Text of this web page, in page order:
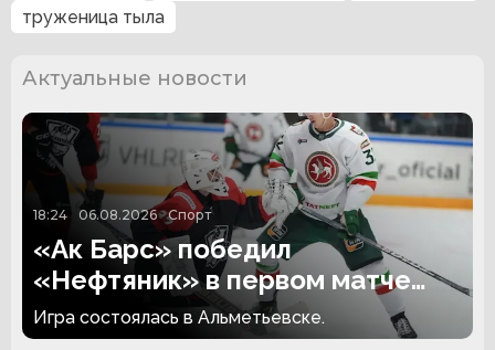
труженица тыла
Актуальные новости
18:24 06.08.2026 Спорт
«Ак Барс» победил
«Нефтяник» в первом матче
сезона
Игра состоялась в Альметьевске.